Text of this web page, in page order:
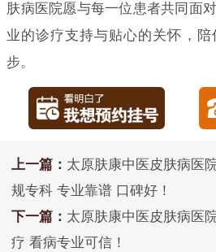
肤病医院愿与每一位患者共同面
业的诊疗支持与贴心的关怀，
步。
上一篇： 太原肤康中医皮肤病医
规专科 专业靠谱 口碑好！
下一篇： 太原肤康中医皮肤病医
疗 看病专业可信！